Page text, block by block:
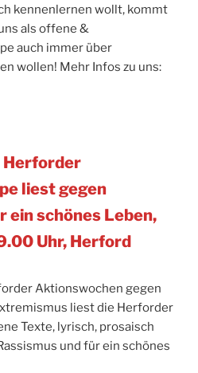
kennenlernen wollt, kommt
als offene &
auch immer über
wollen! Mehr Infos zu uns:
Herforder
liest gegen
ein schönes Leben,
Uhr, Herford
Aktionswochen gegen
liest die Herforder
Texte, lyrisch, prosaisch
und für ein schönes